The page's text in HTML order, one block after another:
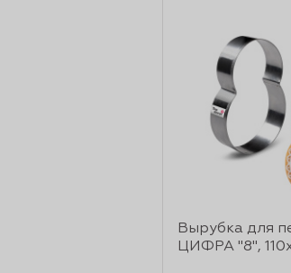
Вырубка для
ЦИФРА "8",